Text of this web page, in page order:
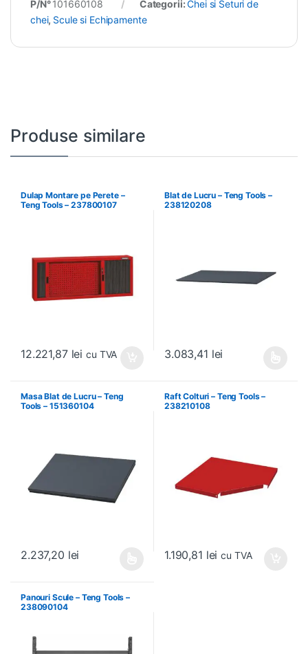
P/N°101660108 Categorii:Chei si Seturi de
chei, Scule si Echipamente
Produse similare
Dulap Montare pe Perete –
Teng Tools – 237800107
12.221,87 lei cu TVA
Blat de Lucru – Teng Tools –
238120208
3.083,41 lei
Masa Blat de Lucru – Teng
Tools – 151360104
2.237,20 lei
Raft Colturi – Teng Tools –
238210108
1.190,81 lei cu TVA
Panouri Scule – Teng Tools –
238090104